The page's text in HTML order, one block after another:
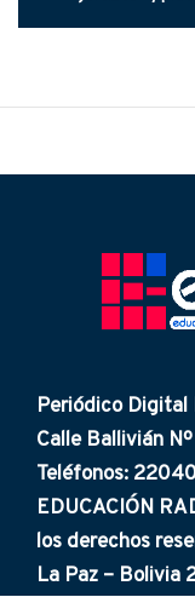
Periódico Digital
Calle Ballivián
Teléfonos:
EDUCACIÓN
los derechos
La Paz – Bolivia